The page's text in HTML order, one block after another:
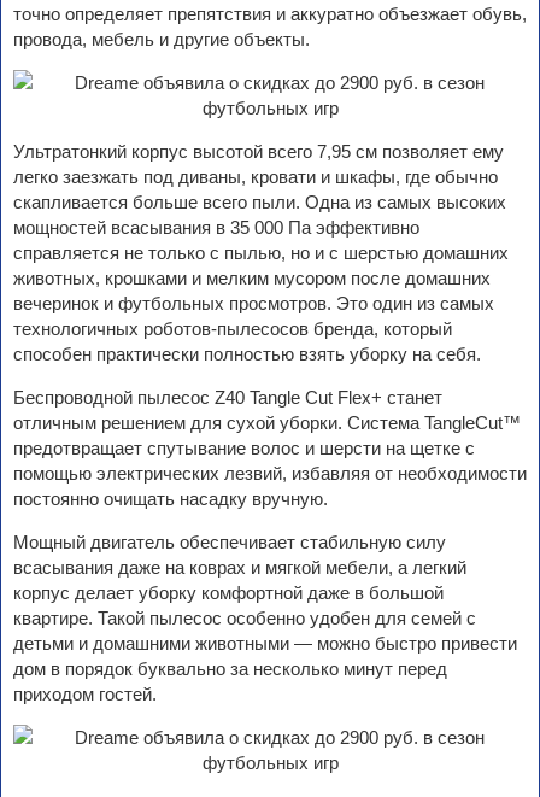
точно определяет препятствия и аккуратно объезжает обувь,
провода, мебель и другие объекты.
Ультратонкий корпус высотой всего 7,95 см позволяет ему
легко заезжать под диваны, кровати и шкафы, где обычно
скапливается больше всего пыли. Одна из самых высоких
мощностей всасывания в 35 000 Па эффективно
справляется не только с пылью, но и с шерстью домашних
животных, крошками и мелким мусором после домашних
вечеринок и футбольных просмотров. Это один из самых
технологичных роботов-пылесосов бренда, который
способен практически полностью взять уборку на себя.
Беспроводной пылесос Z40 Tangle Cut Flex+ станет
отличным решением для сухой уборки. Система TangleCut™
предотвращает спутывание волос и шерсти на щетке с
помощью электрических лезвий, избавляя от необходимости
постоянно очищать насадку вручную.
Мощный двигатель обеспечивает стабильную силу
всасывания даже на коврах и мягкой мебели, а легкий
корпус делает уборку комфортной даже в большой
квартире. Такой пылесос особенно удобен для семей с
детьми и домашними животными — можно быстро привести
дом в порядок буквально за несколько минут перед
приходом гостей.